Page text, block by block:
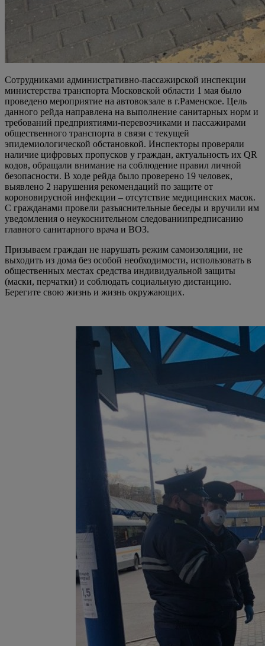
Сотрудниками административно-пассажирской инспекции
министерства транспорта Московской области 1 мая было
проведено мероприятие на автовокзале в г.Раменское. Цель
данного рейда направлена на выполнение санитарных норм и
требований предприятиями-перевозчиками и пассажирами
общественного транспорта в связи с текущей
эпидемиологической обстановкой. Инспекторы проверяли
наличие цифровых пропусков у граждан, актуальность их QR
кодов, обращали внимание на соблюдение правил личной
безопасности. В ходе рейда было проверено 19 человек,
выявлено 2 нарушения рекомендаций по защите от
короновирусной инфекции – отсутствие медицинских масок.
С гражданами провели разъяснительные беседы и вручили им
уведомления о неукоснительном следованиипредписанию
главного санитарного врача и ВОЗ.
Призываем граждан не нарушать режим самоизоляции, не
выходить из дома без особой необходимости, использовать в
общественных местах средства индивидуальной защиты
(маски, перчатки) и соблюдать социальную дистанцию.
Берегите свою жизнь и жизнь окружающих.